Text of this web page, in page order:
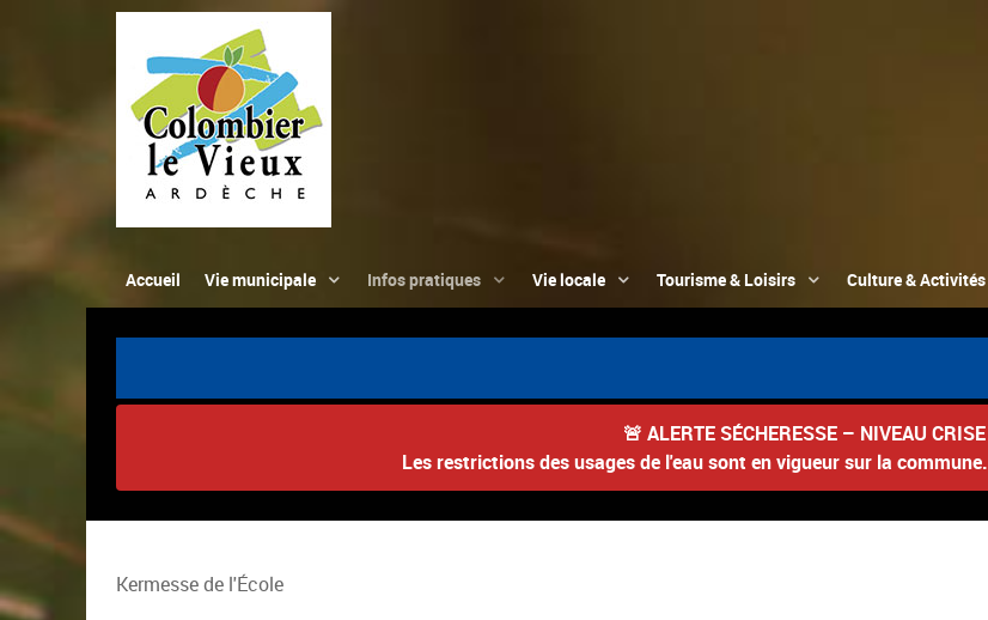
Accueil Vie municipale Infos pratiques Vie locale Tourisme & Loisirs Culture & Activités
🚨 ALERTE SÉCHERESSE – NIVEAU CRISE
Les restrictions des usages de l'eau sont en vigueur sur la commune.
Kermesse de l'École